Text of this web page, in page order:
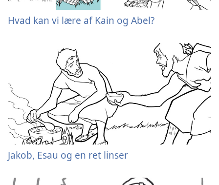
Hvad kan vi lære af Kain og Abel?
Jakob, Esau og en ret linser